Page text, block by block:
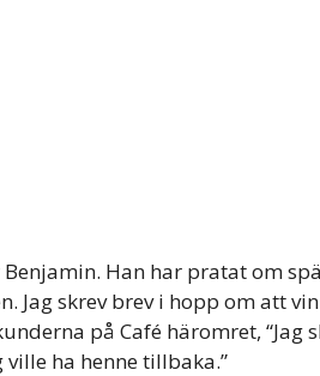
Han har pratat om
Jag skrev brev i hopp om att
på Café häromret, “Jag
ha henne tillbaka.”